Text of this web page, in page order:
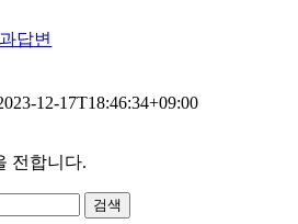
답변
12-17T18:46:34+09:00
전합니다.
검색